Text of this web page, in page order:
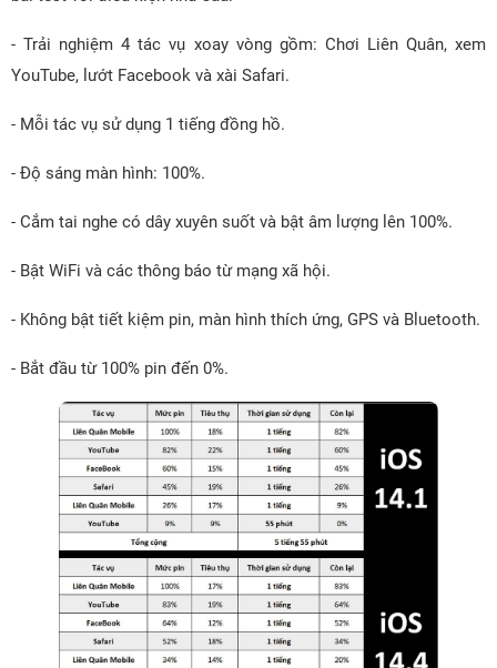
- Trải nghiệm 4 tác vụ xoay vòng gồm: Chơi Liên Quân, xem
YouTube, lướt Facebook và xài Safari.
- Mỗi tác vụ sử dụng 1 tiếng đồng hồ.
- Độ sáng màn hình: 100%.
- Cắm tai nghe có dây xuyên suốt và bật âm lượng lên 100%.
- Bật WiFi và các thông báo từ mạng xã hội.
- Không bật tiết kiệm pin, màn hình thích ứng, GPS và Bluetooth.
- Bắt đầu từ 100% pin đến 0%.